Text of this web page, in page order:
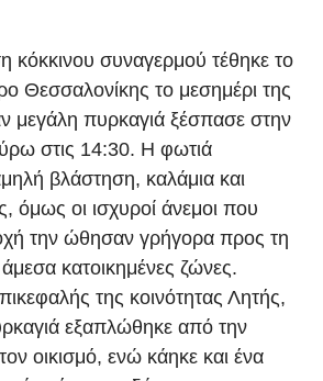
κόκκινου συναγερμού τέθηκε το
Θεσσαλονίκης το μεσημέρι της
μεγάλη πυρκαγιά ξέσπασε στην
στις 14:30. Η φωτιά
βλάστηση, καλάμια και
όμως οι ισχυροί άνεμοι που
την ώθησαν γρήγορα προς τη
κατοικημένες ζώνες.
της κοινότητας Λητής,
εξαπλώθηκε από την
οικισμό, ενώ κάηκε και ένα